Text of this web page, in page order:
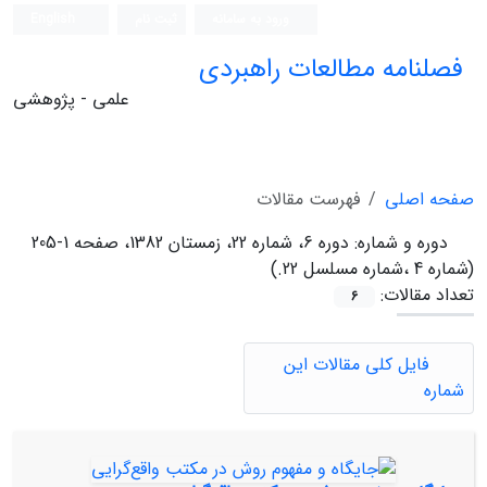
فصلنامه مطالعات راهبردی
علمی - پژوهشی
صفحه اصلی
فهرست مقالات
دوره و شماره:
دوره 6، شماره 22، زمستان 1382، صفحه 1-205
(شماره 4 ،شماره مسلسل 22.)
تعداد مقالات:
6
فایل کلی مقالات این
شماره